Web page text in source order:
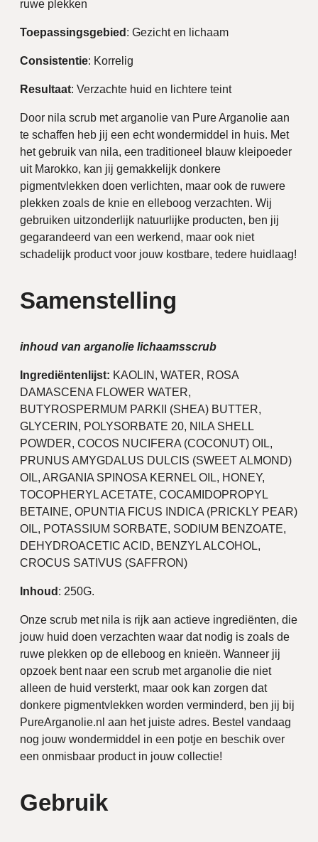
ruwe plekken
Toepassingsgebied : Gezicht en lichaam
Consistentie: Korrelig
Resultaat: Verzachte huid en lichtere teint
Door nila scrub met arganolie van Pure Arganolie aan
te schaffen heb jij een echt wondermiddel in huis. Met
het gebruik van nila, een traditioneel blauw kleipoeder
uit Marokko, kan jij gemakkelijk donkere
pigmentvlekken doen verlichten, maar ook de ruwere
plekken zoals de knie en elleboog verzachten. Wij
gebruiken uitzonderlijk natuurlijke producten, ben jij
gegarandeerd van een werkend, maar ook niet
schadelijk product voor jouw kostbare, tedere huidlaag!
Samenstelling
inhoud van arganolie lichaamsscrub
Ingrediëntenlijst: KAOLIN, WATER, ROSA
DAMASCENA FLOWER WATER,
BUTYROSPERMUM PARKII (SHEA) BUTTER,
GLYCERIN, POLYSORBATE 20, NILA SHELL
POWDER, COCOS NUCIFERA (COCONUT) OIL,
PRUNUS AMYGDALUS DULCIS (SWEET ALMOND)
OIL, ARGANIA SPINOSA KERNEL OIL, HONEY,
TOCOPHERYL ACETATE, COCAMIDOPROPYL
BETAINE, OPUNTIA FICUS INDICA (PRICKLY PEAR)
OIL, POTASSIUM SORBATE, SODIUM BENZOATE,
DEHYDROACETIC ACID, BENZYL ALCOHOL,
CROCUS SATIVUS (SAFFRON)
Inhoud : 250G.
Onze scrub met nila is rijk aan actieve ingrediënten, die
jouw huid doen verzachten waar dat nodig is zoals de
ruwe plekken op de elleboog en knieën. Wanneer jij
opzoek bent naar een scrub met arganolie die niet
alleen de huid versterkt, maar ook kan zorgen dat
donkere pigmentvlekken worden verminderd, ben jij bij
PureArganolie.nl aan het juiste adres. Bestel vandaag
nog jouw wondermiddel in een potje en beschik over
een onmisbaar product in jouw collectie!
Gebruik